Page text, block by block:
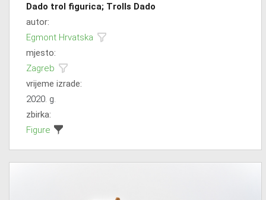
Dado trol figurica; Trolls Dado
autor:
Egmont Hrvatska
mjesto:
Zagreb
vrijeme izrade:
2020. g.
zbirka:
Figure